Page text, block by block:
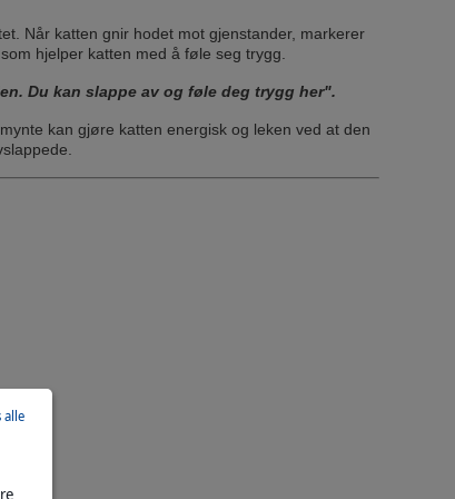
Når katten gnir hodet mot gjenstander, markerer
hjelper katten med å føle seg trygg.
Du kan slappe av og føle deg trygg her".
kan gjøre katten energisk og leken ved at den
alle